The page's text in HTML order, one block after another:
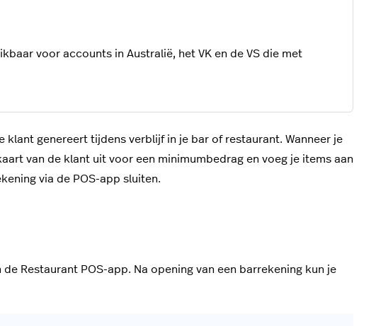
voor accounts in Australië, het VK en de VS die met
genereert tijdens verblijf in je bar of restaurant. Wanneer je
van de klant uit voor een minimumbedrag en voeg je items aan
via de POS-app sluiten.
de Restaurant POS-app. Na opening van een barrekening kun je